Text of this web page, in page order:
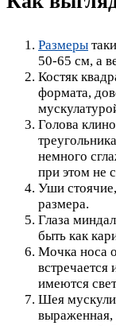
Размеры
50-65 см, а
Костяк
формата,
Голова
немного
при этом не
Уши
размера.
Глаза
быть как
Мочка носа
имеются
Шея
выраженная,